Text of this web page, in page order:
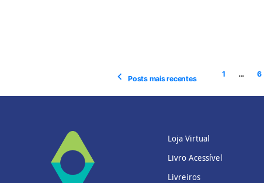
Posts mais recentes
1 … 6
Loja Virtual
Livro Acessível
Livreiros